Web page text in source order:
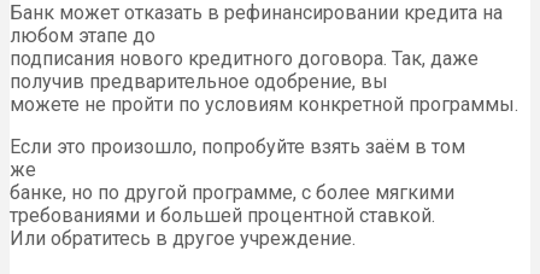
Банк может отказать в рефинансировании кредита на
любом этапе до
подписания нового кредитного договора. Так, даже
получив предварительное одобрение, вы
можете не пройти по условиям конкретной программы.
Если это произошло, попробуйте взять заём в том
же
банке, но по другой программе, с более мягкими
требованиями и большей процентной ставкой.
Или обратитесь в другое учреждение.